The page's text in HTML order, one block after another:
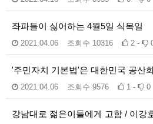
좌파들이 싫어하는 4월5일 식목일
2021.04.06 조회수 10316 2 -
'주민자치 기본법'은 대한민국 공산
2021.04.06 조회수 9576 1 - 0
강남대로 젊은이들에게 고함 / 이강